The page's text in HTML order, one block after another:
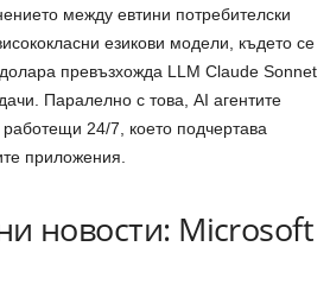
между евтини потребителски
езикови модели, където се
превъзхожда LLM Claude Sonnet
Паралелно с това, AI агентите
работещи 24/7, което подчертава
приложения.
новости: Microsoft